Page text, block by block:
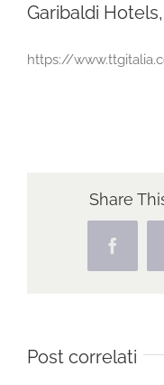
Garibaldi
https://
Share
Post correlati